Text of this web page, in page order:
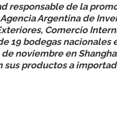
responsable de la
Argentina de
Comercio
19 bodegas nacionales
noviembre en
sus productos a